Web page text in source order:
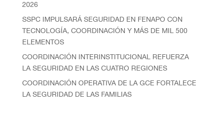
2026
SSPC IMPULSARÁ SEGURIDAD EN FENAPO CON
TECNOLOGÍA, COORDINACIÓN Y MÁS DE MIL 500
ELEMENTOS
COORDINACIÓN INTERINSTITUCIONAL REFUERZA
LA SEGURIDAD EN LAS CUATRO REGIONES
COORDINACIÓN OPERATIVA DE LA GCE FORTALECE
LA SEGURIDAD DE LAS FAMILIAS